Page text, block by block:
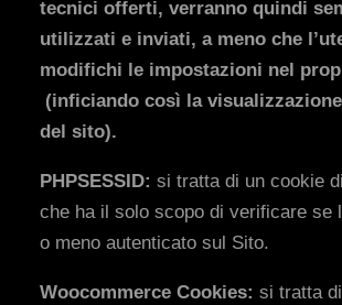
tecnici offerti, verranno quindi
utilizzati e inviati, a meno che
modifichi le impostazioni nel
(inficiando così la
del sito).
PHPSESSID: si tratta di un cookie
che ha il solo scopo di verificare se
o meno autenticato sul Sito.
Woocommerce Cookies: si tratta